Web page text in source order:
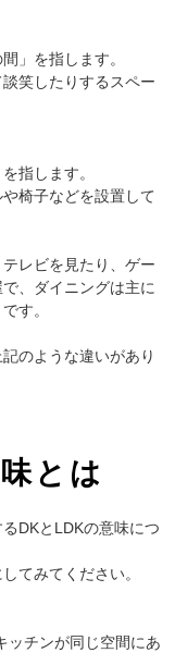
」を指します。
笑したりするスペー
指します。
椅子などを設置して
レビを見たり、ゲー
、ダイニングは主に
す。
のような違いがあり
とは
DKとLDKの意味につ
てみてください。
ッチンが同じ空間にあ